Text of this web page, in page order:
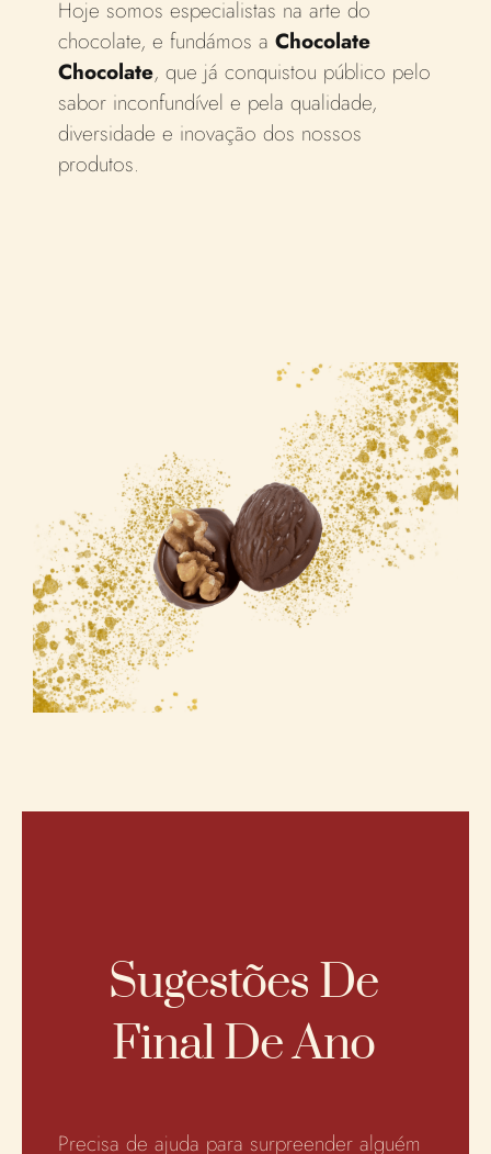
Hoje somos especialistas na arte do
chocolate, e fundámos a Chocolate
Chocolate, que já conquistou público pelo
sabor inconfundível e pela qualidade,
diversidade e inovação dos nossos
produtos.
Sugestões De
Final De Ano
Precisa de ajuda para surpreender alguém